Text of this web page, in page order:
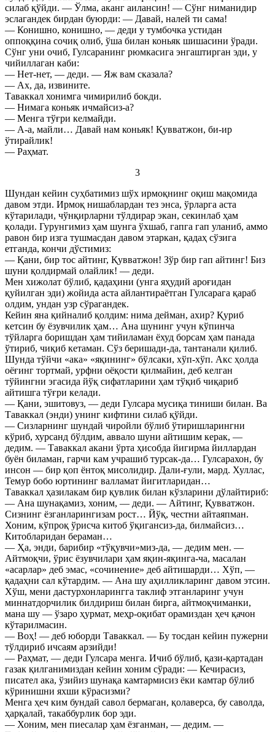
силаб қўйди. — Ўлма, аканг аилансин! — Сўнг ниманидир
эслагандек бирдан буюрди: — Давай, налей ти сама!
— Конишно, конишно, — деди у тумбочка устидан
оппоққина сочиқ олиб, ўша билан коньяк шишасини ўради.
Сўнг уни очиб, Гулсаранинг рюмкасига энгаштирган эди, у
чийиллаган каби:
— Нет-нет, — деди. — Яж вам сказала?
— Ах, да, извините.
Таваккал хонимга чимирилиб бокди.
— Нимага коньяк ичмайсиз-а?
— Менга тўғри келмайди.
— А-а, майли… Давай нам коньяк! Қувватжон, би-ир
ўтирайлик!
— Раҳмат.
3
Шундан кейин суҳбатимиз шўх ирмоқнинг оқиш мақомида
давом этди. Ирмоқ нишаблардан тез энса, ўрларга аста
кўтарилади, чўнқирларни тўлдирар экан, секинлаб ҳам
қолади. Гурунгимиз ҳам шунга ўхшаб, гапга гап уланиб, аммо
равон бир изга тушмасдан давом этаркан, қадаҳ сўзига
етганда, кончи дўстимиз:
— Қани, бир тос айтинг, Қувватжон! Зўр бир гап айтинг! Биз
шуни қолдирмай олайлик! — деди.
Мен хижолат бўлиб, қадаҳини (унга яҳудий ароғидан
қуйилган эди) жойида аста айлантираётган Гулсарага қараб
олдим, ундан узр сўрагандек.
Кейин яна қийналиб қолдим: нима дейман, ахир? Қуриб
кетсин бу ёзувчилик ҳам… Ана шунинг учун кўпинча
тўйларга боришдан ҳам тийиламан ёхуд борсам ҳам панада
ўтириб, чиқиб кетаман. Сўз беришади-да, тантанали қилиб.
Шунда тўйчи «ака» «яқининг» бўлсаки, хўп-хўп. Акс ҳолда
оёғинг тортмай, урфни оёқости қилмайин, деб келган
тўйингни эгасида йўқ сифатларини ҳам тўқиб чиқариб
айтишга тўғри келади.
— Қани, эшитовуз, — деди Гулсара мусиқа тиниши билан. Ва
Таваккал (энди) унинг кифтини силаб қўйди.
— Сизларнинг шундай чиройли бўлиб ўтиришларингни
кўриб, хурсанд бўлдим, аввало шуни айтишим керак, —
дедим. — Таваккал акани ўрта ҳисобда йигирма йиллардан
буён биламан, гарчи кам учрашиб турсак-да… Гулсарахон, бу
инсон — бир қоп ёнтоқ мисолидир. Дали-ғули, мард. Хуллас,
Темур бобо юртининг валламат йигитларидан…
Таваккал ҳазилакам бир қувлик билан кўзларини дўлайтириб:
— Ана шунақамиз, хоним, — деди. — Айтинг, Қувватжон.
Сизнинг ёзганларингизам рост… Йўқ, честни айтаяпман.
Хоним, кўпроқ ўрисча китоб ўқигансиз-да, билмайсиз…
Китобларидан бераман…
— Ҳа, энди, барибир «тўқувчи»миз-да, — дедим мен. —
Айтмоқчи, ўрис ёзувчилари ҳам яқин-яқинга-ча, масалан
«асарлар» деб эмас, «сочинение» деб айтишарди… Хўп, —
қадаҳни сал кўтардим. — Ана шу аҳилликларинг давом этсин.
Хўш, мени дастурхонларингга таклиф этганларинг учун
миннатдорчилик билдириш билан бирга, айтмоқчиманки,
мана шу — ўзаро ҳурмат, меҳр-оқибат орамиздан ҳеч қачон
кўтарилмасин.
— Воҳ! — деб юборди Таваккал. — Бу тосдан кейин пужерни
тўлдириб ичсаям арзийди!
— Раҳмат, — деди Гулсара менга. Ичиб бўлиб, қази-қартадан
газак қилганимиздан кейин хоним сўради: — Кечирасиз,
писател ака, ўзийиз шунақа камтармисиз ёки камтар бўлиб
кўринишни яхши кўрасизми?
Менга ҳеч ким бундай савол бермаган, қолаверса, бу саволда,
ҳарқалай, такаббурлик бор эди.
— Хоним, мен пиесалар ҳам ёзганман, — дедим. —